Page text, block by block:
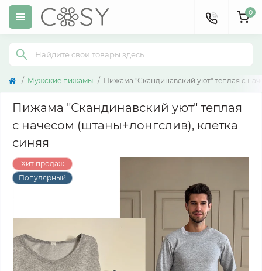
0
Мужские пижамы Пижама "Скандинавский уют" теплая с
Пижама "Скандинавский уют" теплая
с начесом (штаны+лонгслив), клетка
синяя
Хит продаж
Популярный